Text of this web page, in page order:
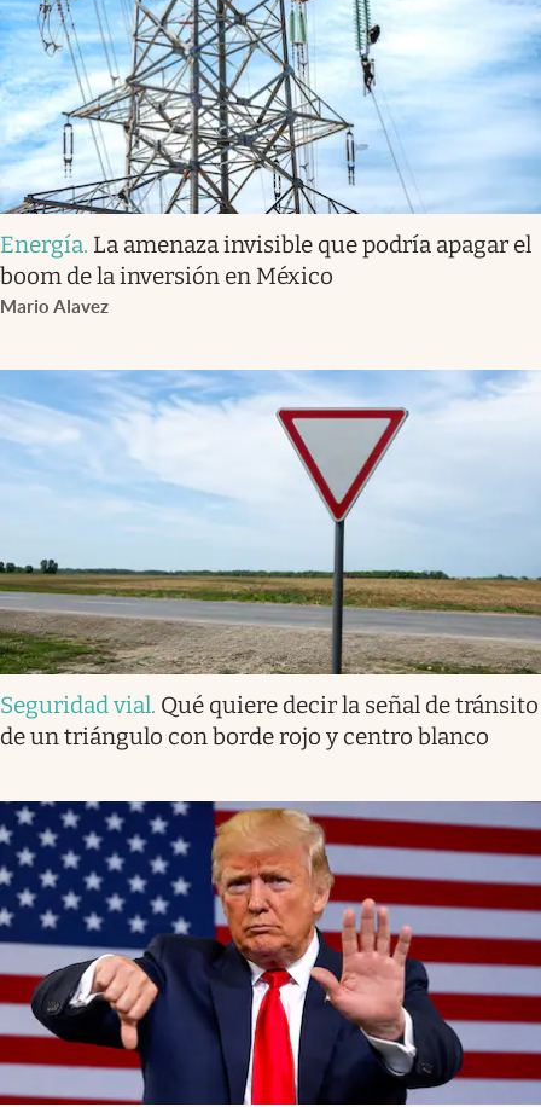
Energía. La amenaza invisible que podría apagar el
boom de la inversión en México
Mario Alavez
Seguridad vial. Qué quiere decir la señal de tránsito
de un triángulo con borde rojo y centro blanco